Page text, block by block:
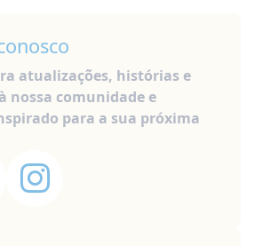
atualizações, histórias e
nossa comunidade e
para a sua próxima